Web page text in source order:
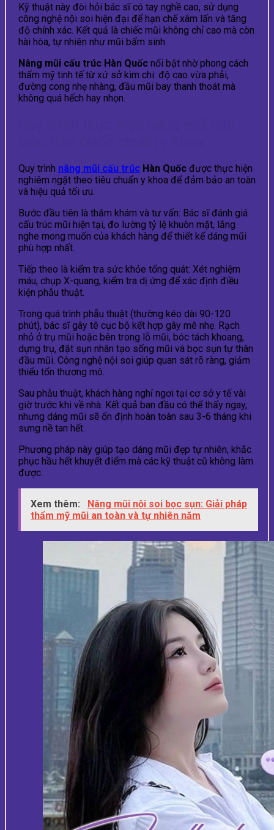
Kỹ thuật này đòi hỏi bác sĩ có tay nghề cao, sử dụng
công nghệ nội soi hiện đại để hạn chế xâm lấn và tăng
độ chính xác. Kết quả là chiếc mũi không chỉ cao mà còn
hài hòa, tự nhiên như mũi bẩm sinh.
Nâng mũi cấu trúc Hàn Quốc nổi bật nhờ phong cách
thẩm mỹ tinh tế từ xứ sở kim chi: độ cao vừa phải,
đường cong nhẹ nhàng, đầu mũi bay thanh thoát mà
không quá hếch hay nhọn.
Quy trình nâng mũi cấu trúc Hàn Quốc được thực hiện
nghiêm ngặt theo tiêu chuẩn y khoa để đảm bảo an toàn
và hiệu quả tối ưu.
Bước đầu tiên là thăm khám và tư vấn: Bác sĩ đánh giá
cấu trúc mũi hiện tại, đo lường tỷ lệ khuôn mặt, lắng
nghe mong muốn của khách hàng để thiết kế dáng mũi
phù hợp nhất.
Tiếp theo là kiểm tra sức khỏe tổng quát: Xét nghiệm
máu, chụp X-quang, kiểm tra dị ứng để xác định điều
kiện phẫu thuật.
Trong quá trình phẫu thuật (thường kéo dài 90-120
phút), bác sĩ gây tê cục bộ kết hợp gây mê nhẹ. Rạch
nhỏ ở trụ mũi hoặc bên trong lỗ mũi, bóc tách khoang,
dựng trụ, đặt sụn nhân tạo sống mũi và bọc sụn tự thân
đầu mũi. Công nghệ nội soi giúp quan sát rõ ràng, giảm
thiểu tổn thương mô.
Sau phẫu thuật, khách hàng nghỉ ngơi tại cơ sở y tế vài
giờ trước khi về nhà. Kết quả ban đầu có thể thấy ngay,
nhưng dáng mũi sẽ ổn định hoàn toàn sau 3-6 tháng khi
sưng nề tan hết.
Phương pháp này giúp tạo dáng mũi đẹp tự nhiên, khắc
phục hầu hết khuyết điểm mà các kỹ thuật cũ không làm
được.
Xem thêm:
Nâng mũi nội soi bọc sụn: Giải pháp
thẩm mỹ mũi an toàn và tự nhiên năm